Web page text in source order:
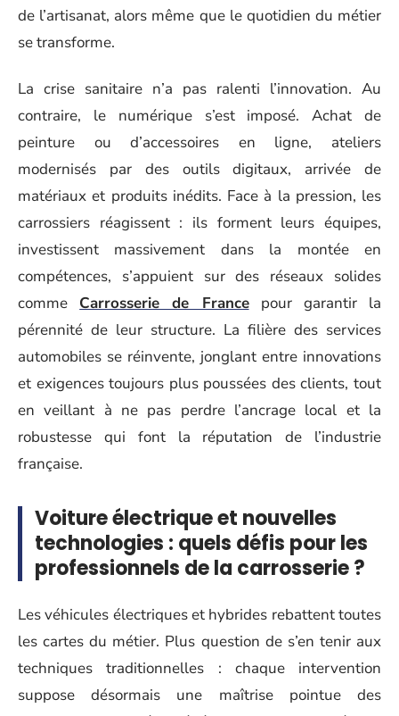
de l’artisanat, alors même que le quotidien du métier
se transforme.
La crise sanitaire n’a pas ralenti l’innovation. Au
contraire, le numérique s’est imposé. Achat de
peinture ou d’accessoires en ligne, ateliers
modernisés par des outils digitaux, arrivée de
matériaux et produits inédits. Face à la pression, les
carrossiers réagissent : ils forment leurs équipes,
investissent massivement dans la montée en
compétences, s’appuient sur des réseaux solides
comme Carrosserie de Francepour garantir la
pérennité de leur structure. La filière des services
automobiles se réinvente, jonglant entre innovations
et exigences toujours plus poussées des clients, tout
en veillant à ne pas perdre l’ancrage local et la
robustesse qui font la réputation de l’industrie
française.
Voiture électrique et nouvelles
technologies : quels défis pour les
professionnels de la carrosserie ?
Les véhicules électriques et hybrides rebattent toutes
les cartes du métier. Plus question de s’en tenir aux
techniques traditionnelles : chaque intervention
suppose désormais une maîtrise pointue des